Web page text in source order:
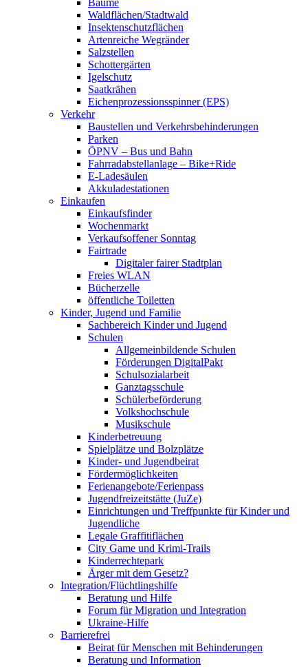
Bäume
Waldflächen/Stadtwald
Insektenschutzflächen
Artenreiche Wegränder
Salzstellen
Schottergärten
Igelschutz
Saatkrähen
Eichenprozessionsspinner (EPS)
Verkehr
Baustellen und Verkehrsbehinderungen
Parken
ÖPNV – Bus und Bahn
Fahrradabstellanlage – Bike+Ride
E-Ladesäulen
Akkuladestationen
Einkaufen
Einkaufsfinder
Wochenmarkt
Verkaufsoffener Sonntag
Fairtrade
Digitaler fairer Stadtplan
Freies WLAN
Bücherzelle
öffentliche Toiletten
Kinder, Jugend und Familie
Sachbereich Kinder und Jugend
Schulen
Allgemeinbildende Schulen
Förderungen DigitalPakt
Schulsozialarbeit
Ganztagsschule
Schülerbeförderung
Volkshochschule
Musikschule
Kinderbetreuung
Spielplätze und Bolzplätze
Kinder- und Jugendbeirat
Fördermöglichkeiten
Ferienangebote/­Ferienpass
Jugendfreizeitstätte (JuZe)
Einrichtungen und Treffpunkte für Kinder und
Jugendliche
Legale Graffitiflächen
City Game und Krimi-Trails
Kinderrechtepark
Ärger mit dem Gesetz?
Integration/Flüchtlingshilfe
Beratung und Hilfe
Forum für Migration und Integration
Ukraine-Hilfe
Barrierefrei
Beirat für Menschen mit Behinderungen
Beratung und Information